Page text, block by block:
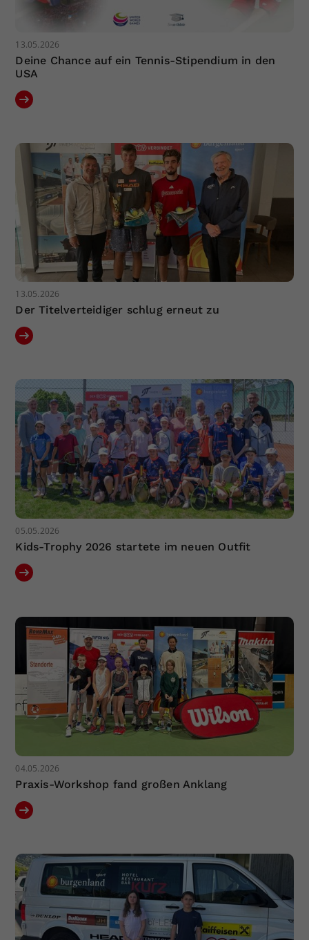
13.05.2026
Deine Chance auf ein Tennis-Stipendium in den
USA
13.05.2026
Der Titelverteidiger schlug erneut zu
05.05.2026
Kids-Trophy 2026 startete im neuen Outfit
04.05.2026
Praxis-Workshop fand großen Anklang